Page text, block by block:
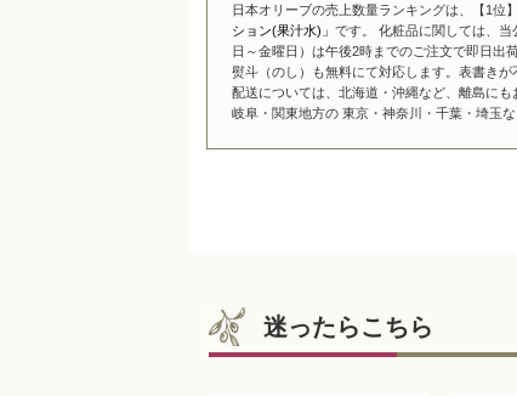
日本オリーブの売上数量ランキングは、【1位
ション(果汁水)」 です。 化粧品に関しては、当
日～金曜日）は午後2時までのご注文で即日出
熨斗（のし）も無料にて対応します。表書きが
配送については、北海道・沖縄など、離島に
岐阜・関東地方の 東京・神奈川・千葉・埼玉
迷ったらこちら